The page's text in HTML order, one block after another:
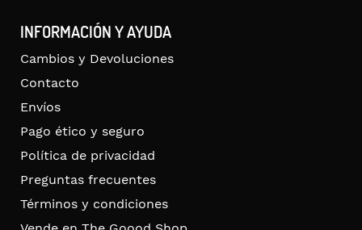
INFORMACIÓN Y AYUDA
Cambios y Devoluciones
Contacto
Envíos
Pago ético y seguro
Política de privacidad
Preguntas frecuentes
Términos y condiciones